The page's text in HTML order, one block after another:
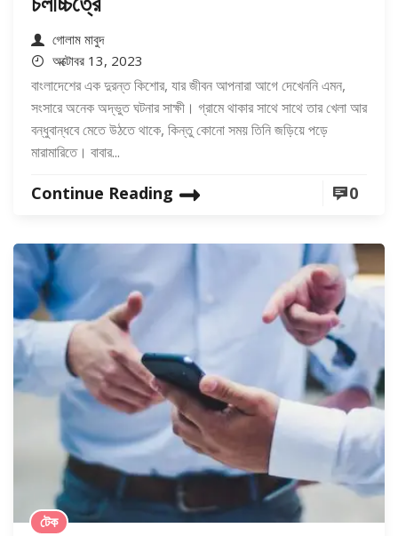
গোলাম মাবুদ
অক্টোবর 13, 2023
বাংলাদেশের এক দুরন্ত কিশোর, যার জীবন আপনারা আগে দেখেননি এমন,
সংসারে অনেক অদ্ভুত ঘটনার সাক্ষী। গ্রামে থাকার সাথে সাথে তার খেলা আর
বন্ধুবান্ধবে মেতে উঠতে থাকে, কিন্তু কোনো সময় তিনি জড়িয়ে পড়ে
মারামারিতে। বাবার...
Continue Reading 0
টেক